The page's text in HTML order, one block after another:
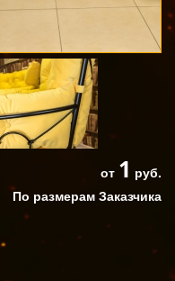
от 1 руб.
По размерам Заказчика